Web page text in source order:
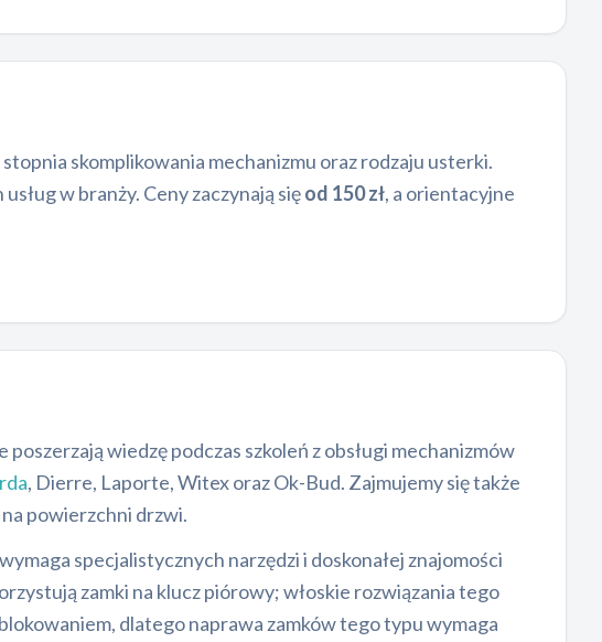
skomplikowania mechanizmu oraz rodzaju usterki.
w branży. Ceny zaczynają sięod 150 zł, a orientacyjne
wiedzę podczas szkoleń z obsługi mechanizmów
, Dierre, Laporte, Witex oraz Ok-Bud. Zajmujemy się także
powierzchni drzwi.
specjalistycznych narzędzi i doskonałej znajomości
zamki na klucz piórowy; włoskie rozwiązania tego
dlatego naprawa zamków tego typu wymaga